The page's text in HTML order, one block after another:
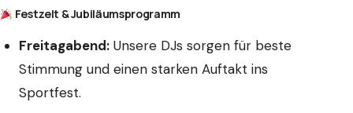
Festzelt & Jubiläumsprogramm
Freitagabend:Unsere DJs sorgen für beste
Stimmung und einen starken Auftakt ins
Sportfest.